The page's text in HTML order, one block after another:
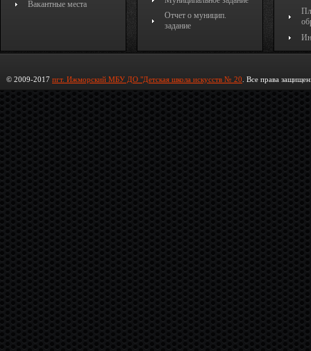
Вакантные места
Отчет о муницип.
задание
© 2009-2017 пгт. Ижморский МБУ ДО "Детская школа искусств № 20 . Все права